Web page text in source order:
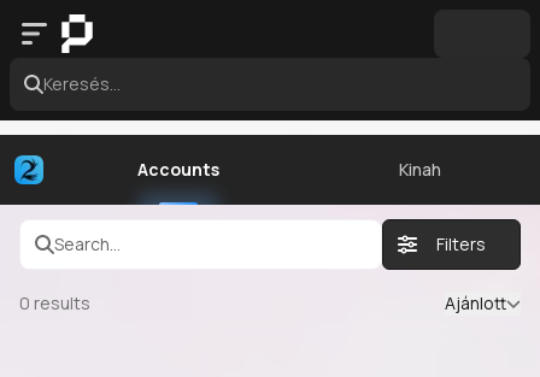
Keresés...
Accounts Kinah
Search... Filters
0 results Ajánlott